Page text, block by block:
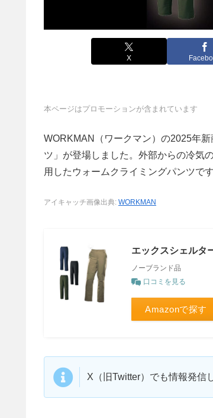
X
本ページはプロモーションが含まれています
WORKMAN（ワークマン）の2025年
ツ」が登場しました。外部からの冷気
用したウォームクライミングパンツで
アイキャッチ画像出典: WORKMAN
エックスシェルタ
ノーブランド品
口コミを見る
Amazonで探す
X（旧Twitter）でも情報発信